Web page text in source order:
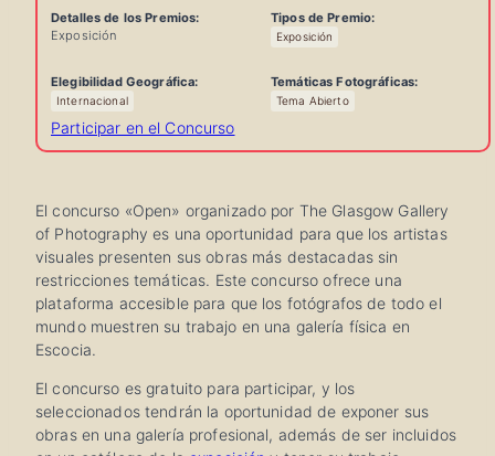
Información
Rápida
del
Concurso
Detalles de los Premios:
Exposición
Tipos de Premio:
Exposición
Elegibilidad Geográfica:
Internacional
Temáticas Fotográficas:
Tema Abierto
Participar en el Concurso
El concurso «Open» organizado por The Glasgow Gallery
of Photography es una oportunidad para que los artistas
visuales presenten sus obras más destacadas sin
restricciones temáticas. Este concurso ofrece una
plataforma accesible para que los fotógrafos de todo el
mundo muestren su trabajo en una galería física en
Escocia.
El concurso es gratuito para participar, y los
seleccionados tendrán la oportunidad de exponer sus
obras en una galería profesional, además de ser incluidos